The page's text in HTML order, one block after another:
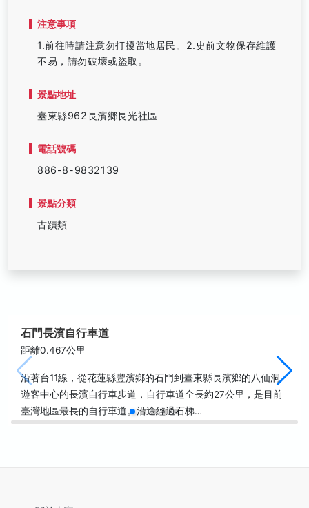
注意事項
1.前往時請注意勿打擾當地居民。2.史前文物保存維護
不易，請勿破壞或盜取。
景點地址
臺東縣962長濱鄉長光社區
電話號碼
886-8-9832139
景點分類
古蹟類
石門長濱自行車道
距離0.467公里
沿著台11線，從花蓮縣豐濱鄉的石門到臺東縣長濱鄉的八仙洞
遊客中心的長濱自行車步道，自行車道全長約27公里，是目前
臺灣地區最長的自行車道。沿途經過石梯…